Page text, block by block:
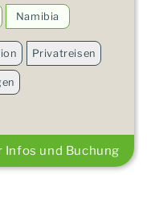
Namibia
Privatreisen
Infos und Buchung